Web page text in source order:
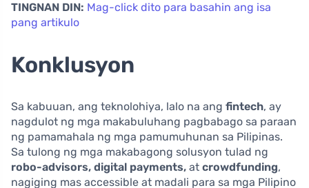
TINGNAN DIN: Mag-click dito para basahin ang isa
pang artikulo
Konklusyon
Sa kabuuan, ang teknolohiya, lalo na ang fintech, ay
nagdulot ng mga makabuluhang pagbabago sa paraan
ng pamamahala ng mga pamumuhunan sa Pilipinas.
Sa tulong ng mga makabagong solusyon tulad ng
robo-advisors, digital payments, at crowdfunding,
nagiging mas accessible at madali para sa mga Pilipino